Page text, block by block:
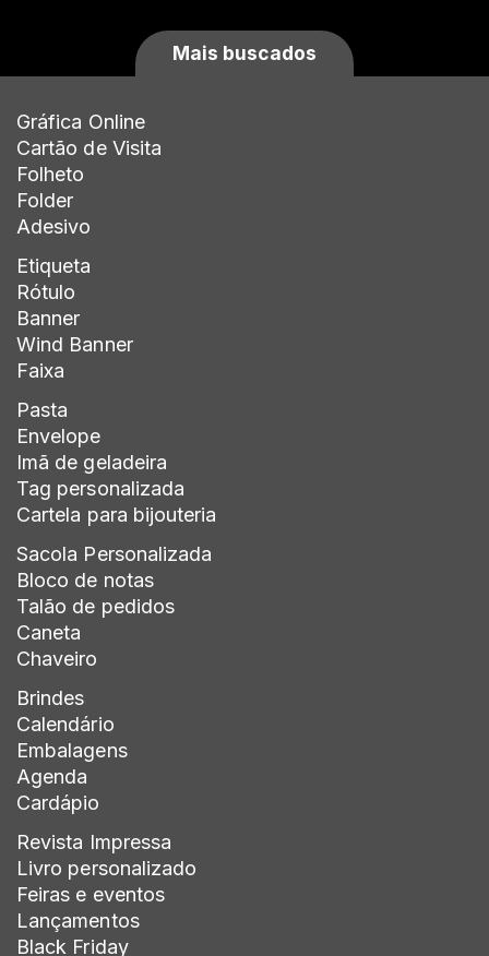
Mais buscados
Gráfica Online
Cartão de Visita
Folheto
Folder
Adesivo
Etiqueta
Rótulo
Banner
Wind Banner
Faixa
Pasta
Envelope
Imã de geladeira
Tag personalizada
Cartela para bijouteria
Sacola Personalizada
Bloco de notas
Talão de pedidos
Caneta
Chaveiro
Brindes
Calendário
Embalagens
Agenda
Cardápio
Revista Impressa
Livro personalizado
Feiras e eventos
Lançamentos
Black Friday